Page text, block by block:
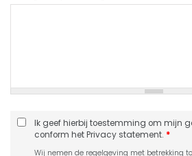
Ik geef hierbij toestemming om mijn
conform het Privacy statement. *
Wij nemen de regelgeving met betrekking